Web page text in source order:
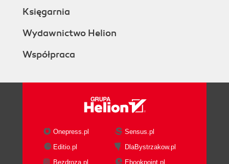
Księgarnia
Wydawnictwo Helion
Współpraca
Onepress.pl
Sensus.pl
Editio.pl
DlaBystrzakow.pl
Bezdroza.pl
Ebookpoint.pl